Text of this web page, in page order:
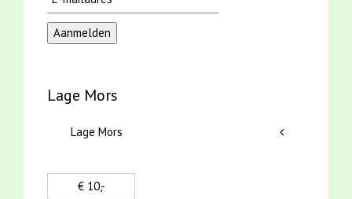
Lage Mors
Lage Mors
€ 10,-